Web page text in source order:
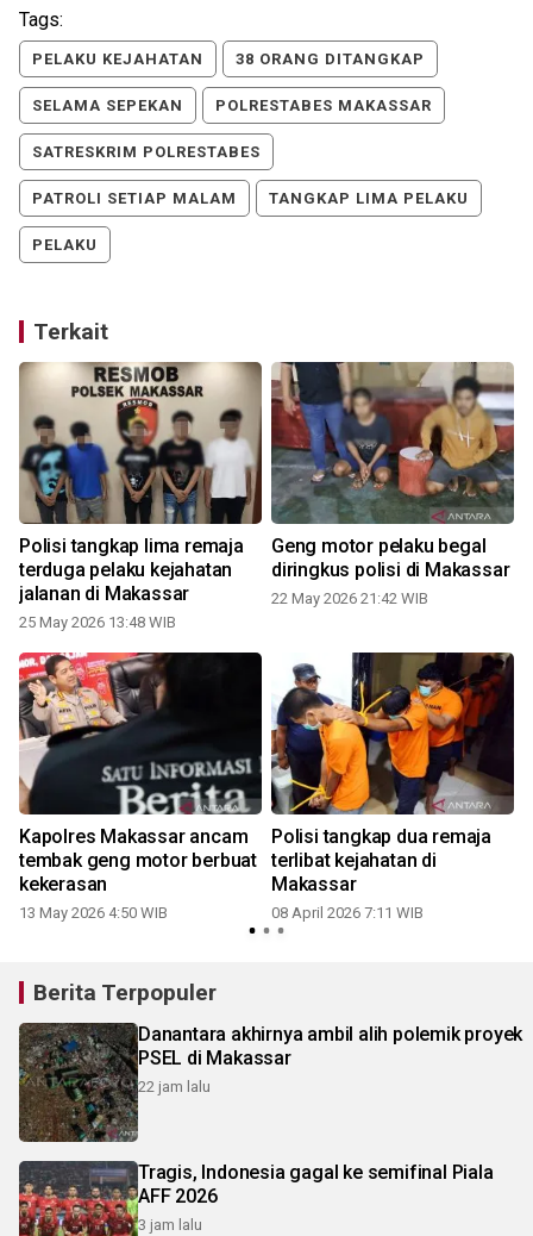
Tags:
PELAKU KEJAHATAN 38 ORANG DITANGKAP
SELAMA SEPEKAN POLRESTABES MAKASSAR
SATRESKRIM POLRESTABES
PATROLI SETIAP MALAM TANGKAP LIMA PELAKU
PELAKU
Terkait
Polisi tangkap lima remaja
terduga pelaku kejahatan
jalanan di Makassar
25 May 2026 13:48 WIB
Geng motor pelaku begal
diringkus polisi di Makassar
22 May 2026 21:42 WIB
Kapolres Makassar ancam
tembak geng motor berbuat
kekerasan
13 May 2026 4:50 WIB
Polisi tangkap dua remaja
terlibat kejahatan di
Makassar
08 April 2026 7:11 WIB
Berita Terpopuler
Danantara akhirnya ambil alih polemik proyek
PSEL di Makassar
22 jam lalu
Tragis, Indonesia gagal ke semifinal Piala
AFF 2026
3 jam lalu